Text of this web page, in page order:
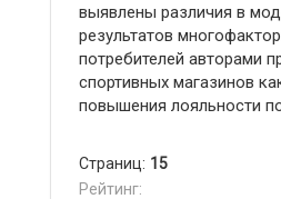
выявлены различия в
результатов
потребителей авторами
спортивных магазинов
повышения лояльности
Страниц: 15
Рейтинг: